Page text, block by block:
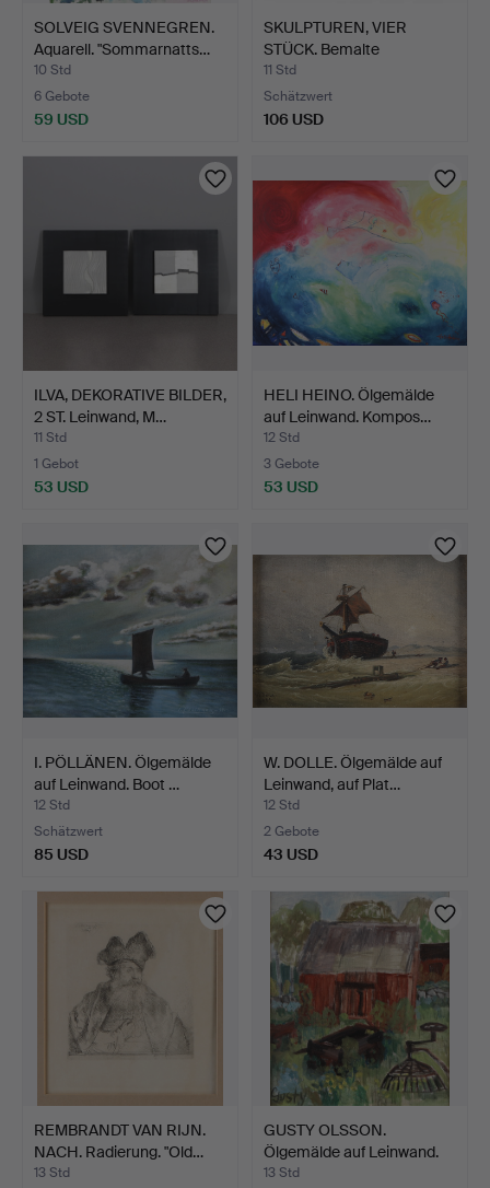
SOLVEIG SVENNEGREN.
Aquarell. "Sommarnatts…
10 Std
6 Gebote
59 USD
SKULPTUREN, VIER
STÜCK. Bemalte
Gussmasse.…
11 Std
Schätzwert
106 USD
ILVA, DEKORATIVE BILDER,
2 ST. Leinwand, M…
11 Std
1 Gebot
53 USD
HELI HEINO. Ölgemälde
auf Leinwand. Kompos…
12 Std
3 Gebote
53 USD
I. PÖLLÄNEN. Ölgemälde
auf Leinwand. Boot …
12 Std
Schätzwert
85 USD
W. DOLLE. Ölgemälde auf
Leinwand, auf Plat…
12 Std
2 Gebote
43 USD
REMBRANDT VAN RIJN.
NACH. Radierung. "Old…
13 Std
GUSTY OLSSON.
Ölgemälde auf Leinwand.
Sche…
13 Std